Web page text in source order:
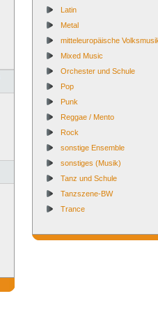
Latin
Metal
mitteleuropäische
Mixed Music
Orchester und Schule
Pop
Punk
Reggae / Mento
Rock
sonstige Ensemble
sonstiges (Musik)
Tanz und Schule
Tanzszene-BW
Trance